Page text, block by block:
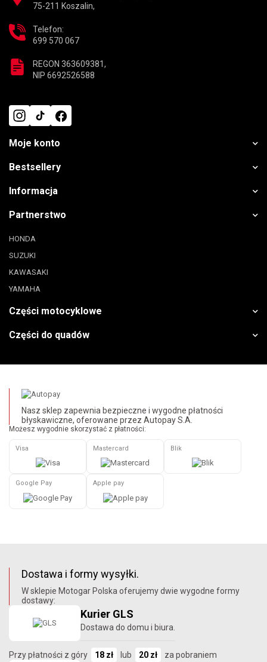
75-211 Koszalin,
Telefon:
699 570 067
REGON 363609381,
NIP 6692526588
Moje konto
Bestsellery
Informacja
Partnerstwo
HONDA
SUZUKI
KAWASAKI
YAMAHA
Części motocyklowe
Części do quadów
Nasz sklep zapewnia bezpieczne i wygodne płatności
błyskawiczne, oferowane przez Autopay S.A.
Możesz wygodnie skorzystać z płatności:
Visa Mastercard Blik
Google Pay Apple pay
Dostawa i formy wysyłki.
W sklepie Motogar Polska oferujemy dwie wygodne formy
dostawy:
Kurier GLS
Dostawa do domu i biura.
Przy płatności z góry 18 zł lub 20 zł za pobraniem